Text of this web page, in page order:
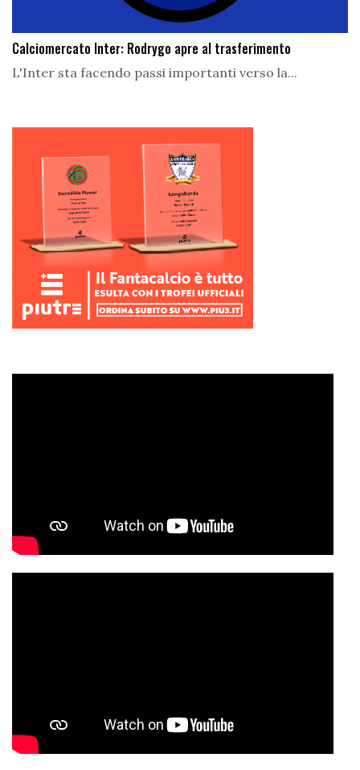
Calciomercato Inter: Rodrygo apre al trasferimento
L'Inter sta facendo passi importanti verso la...